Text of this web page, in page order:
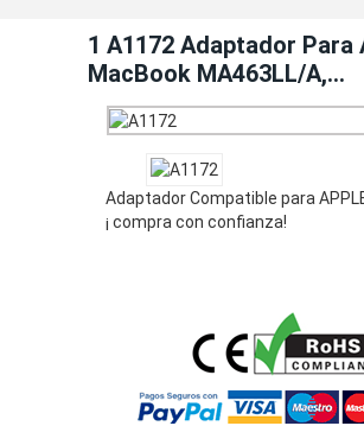
1 A1172 Adaptador Para
MacBook MA463LL/A,
MA464LL/A, MA090LL,
Adaptador Compatible para
¡ compra con confianza!